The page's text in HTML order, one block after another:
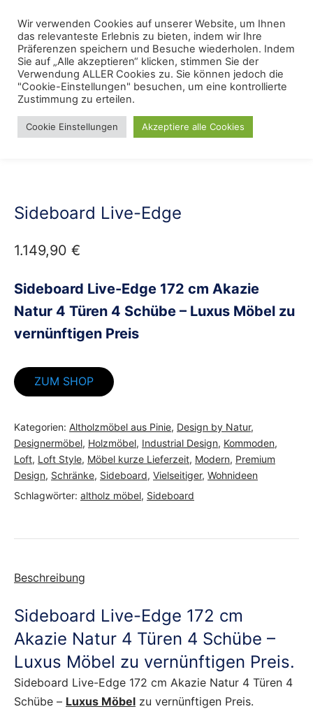
content
Menu
Start / Lieblings Möbelkollektionen / Altholzmöbel aus Pinie
Sideboard Live-Edge
1.149,90 €
Sideboard Live-Edge 172 cm Akazie
Natur 4 Türen 4 Schübe – Luxus Möbel zu
vernünftigen Preis
ZUM SHOP
Kategorien: Altholzmöbel aus Pinie, Design by Natur,
Designermöbel, Holzmöbel, Industrial Design, Kommoden,
Loft, Loft Style, Möbel kurze Lieferzeit, Modern, Premium
Design, Schränke, Sideboard, Vielseitiger, Wohnideen
Schlagwörter: altholz möbel, Sideboard
Beschreibung
Sideboard Live-Edge 172 cm
Akazie Natur 4 Türen 4 Schübe –
Luxus Möbel zu vernünftigen Preis.
Sideboard Live-Edge 172 cm Akazie Natur 4 Türen 4
Schübe – Luxus Möbel zu vernünftigen Preis.
Wir verwenden Cookies auf unserer Website, um Ihnen
das relevanteste Erlebnis zu bieten, indem wir Ihre
Präferenzen speichern und Besuche wiederholen. Indem
Sie auf „Alle akzeptieren“ klicken, stimmen Sie der
Verwendung ALLER Cookies zu. Sie können jedoch die
"Cookie-Einstellungen" besuchen, um eine kontrollierte
Zustimmung zu erteilen.
Cookie Einstellungen Akzeptiere alle Cookies